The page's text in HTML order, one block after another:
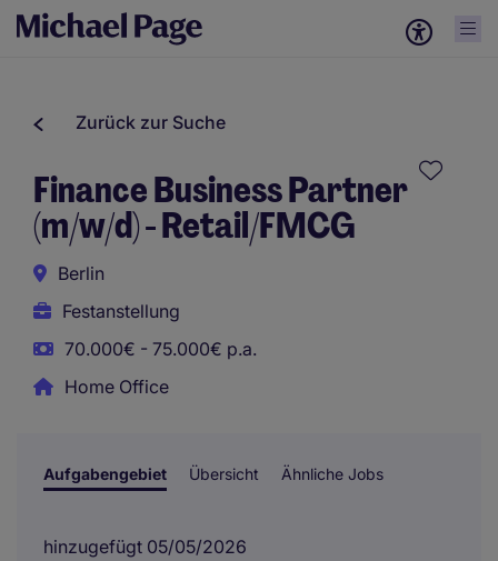
Zurück zur Suche
Finance Business Partner
(m/w/d) - Retail/FMCG
Berlin
Festanstellung
70.000€ - 75.000€ p.a.
Home Office
Aufgabengebiet Übersicht Ähnliche Jobs
hinzugefügt 05/05/2026